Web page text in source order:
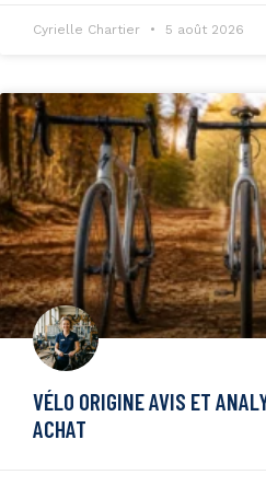
Cyrielle Chartier 5 août 2026
VÉLO ORIGINE AVIS ET
ACHAT